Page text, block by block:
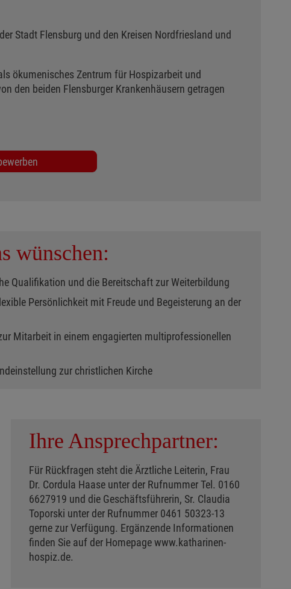
Stadt Flensburg und den Kreisen Nordfriesland und
ökumenisches Zentrum für Hospizarbeit und
den beiden Flensburger Krankenhäusern getragen
wünschen:
Qualifikation und die Bereitschaft zur Weiterbildung
Persönlichkeit mit Freude und Begeisterung an der
Mitarbeit in einem engagierten multiprofessionellen
zur christlichen Kirche
Ihre Ansprechpartner:
Für Rückfragen steht die Ärztliche Leiterin, Frau
Dr. Cordula Haase unter der Rufnummer Tel. 0160
6627919 und die Geschäftsführerin, Sr. Claudia
Toporski unter der Rufnummer 0461 50323-13
gerne zur Verfügung. Ergänzende Informationen
finden Sie auf der Homepage www.katharinen-
hospiz.de.